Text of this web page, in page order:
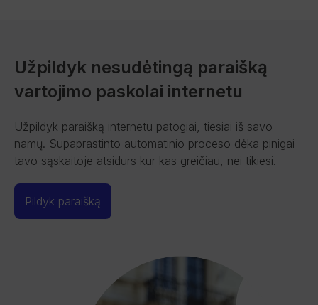
Užpildyk nesudėtingą paraišką
vartojimo paskolai internetu
Užpildyk paraišką internetu patogiai, tiesiai iš savo
namų. Supaprastinto automatinio proceso dėka pinigai
tavo sąskaitoje atsidurs kur kas greičiau, nei tikiesi.
Pildyk paraišką